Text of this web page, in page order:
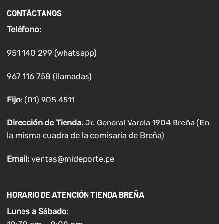
CONTÁCTANOS
Teléfono:
951 140 299 (whatsapp)
967 116 758 (llamadas)
Fijo:(01) 905 4511
Dirección de Tienda: Jr. General Varela 1904 Breña (En
la misma cuadra de la comisaria de Breña)
Email: ventas@mideporte.pe
HORARIO DE ATENCIÓN TIENDA BREÑA
Lunes a Sábado: